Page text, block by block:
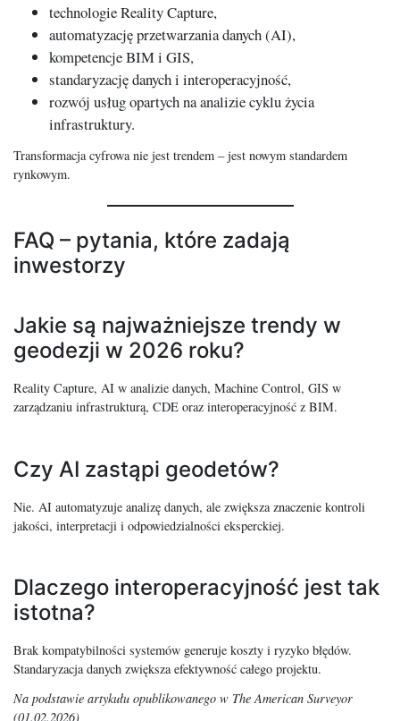
technologie Reality Capture,
automatyzację przetwarzania danych (AI),
kompetencje BIM i GIS,
standaryzację danych i interoperacyjność,
rozwój usług opartych na analizie cyklu życia
infrastruktury.
Transformacja cyfrowa nie jest trendem – jest nowym standardem
rynkowym.
FAQ – pytania, które zadają
inwestorzy
Jakie są najważniejsze trendy w
geodezji w 2026 roku?
Reality Capture, AI w analizie danych, Machine Control, GIS w
zarządzaniu infrastrukturą, CDE oraz interoperacyjność z BIM.
Czy AI zastąpi geodetów?
Nie. AI automatyzuje analizę danych, ale zwiększa znaczenie kontroli
jakości, interpretacji i odpowiedzialności eksperckiej.
Dlaczego interoperacyjność jest tak
istotna?
Brak kompatybilności systemów generuje koszty i ryzyko błędów.
Standaryzacja danych zwiększa efektywność całego projektu.
Na podstawie artykułu opublikowanego w The American Surveyor
(01.02.2026)